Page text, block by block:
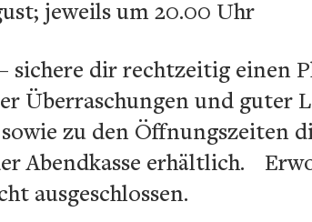
jeweils um 20.00 Uhr
sichere dir rechtzeitig einen
Überraschungen und guter
sowie zu den Öffnungszeiten
Abendkasse erhältlich.
ausgeschlossen.